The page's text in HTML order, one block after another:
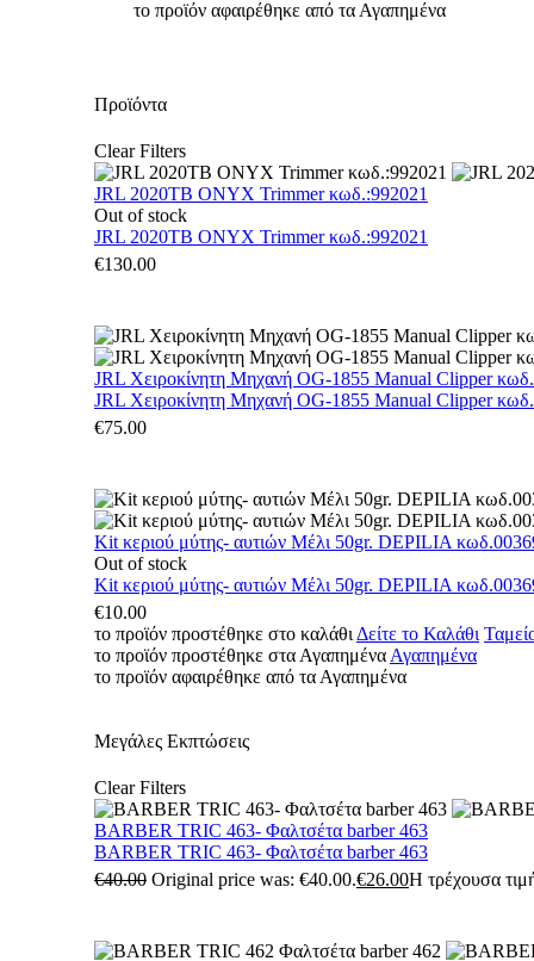
το προϊόν αφαιρέθηκε από τα Αγαπημένα
Προϊόντα
Clear Filters
JRL 2020TB ONYX Trimmer κωδ.:992021
Out of stock
JRL 2020TB ONYX Trimmer κωδ.:992021
€130.00
JRL Χειροκίνητη Μηχανή OG-1855 Manual Clipper
JRL Χειροκίνητη Μηχανή OG-1855 Manual Clipper
€75.00
Kit κεριού μύτης- αυτιών Μέλι 50gr. DEPILIA
Out of stock
Kit κεριού μύτης- αυτιών Μέλι 50gr. DEPILIA
€10.00
το προϊόν προστέθηκε στο καλάθι Δείτε το Καλάθι
το προϊόν προστέθηκε στα Αγαπημένα Αγαπημένα
το προϊόν αφαιρέθηκε από τα Αγαπημένα
Μεγάλες Εκπτώσεις
Clear Filters
BARBER TRIC 463- Φαλτσέτα barber 463
BARBER TRIC 463- Φαλτσέτα barber 463
€40.00 Original price was: €40.00.€26.00Η τρέχουσα